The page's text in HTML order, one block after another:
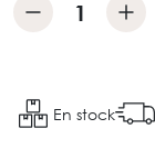
En stock